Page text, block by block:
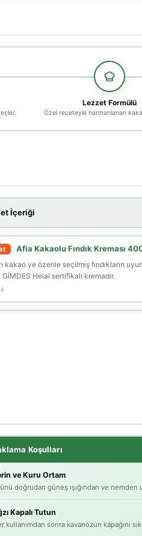
Lezzet Formülü
Özel reçeteyle harmanlanan
İçeriği
Afia Kakaolu Fındık Kreması
kakao ve özenle seçilmiş fındıkların
Helal sertifikalı kremadır.
Koşulları
ve Kuru Ortam
doğrudan güneş ışığından ve
Kapalı Tutun
kullanımdan sonra kavanozun kapağını